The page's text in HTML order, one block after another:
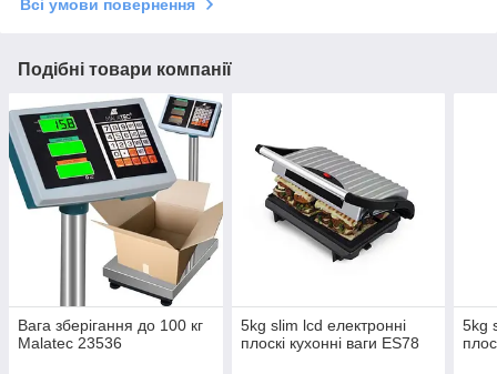
Всі умови повернення
Подібні товари компанії
Вага зберігання до 100 кг
Malatec 23536
5kg slim lcd електронні
плоскі кухонні ваги ES78
5kg